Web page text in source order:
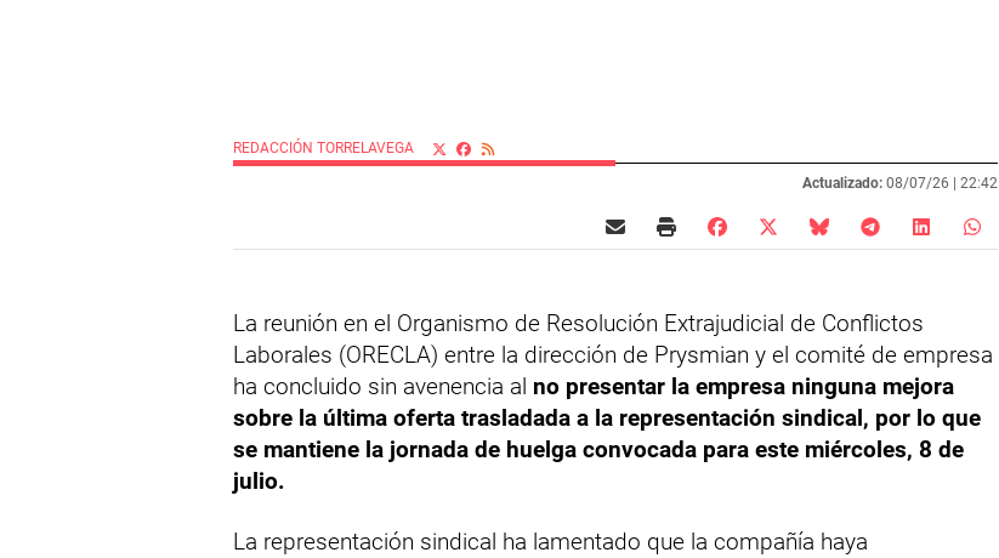
REDACCIÓN TORRELAVEGA
Actualizado: 08/07/26 | 22:42
La reunión en el Organismo de Resolución Extrajudicial de Conflictos
Laborales (ORECLA) entre la dirección de Prysmian y el comité de empresa
ha concluido sin avenencia al no presentar la empresa ninguna mejora
sobre la última oferta trasladada a la representación sindical, por lo que
se mantiene la jornada de huelga convocada para este miércoles, 8 de
julio.
La representación sindical ha lamentado que la compañía haya